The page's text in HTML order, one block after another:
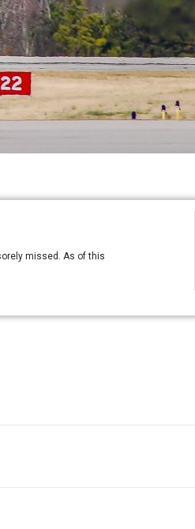
missed. As of this